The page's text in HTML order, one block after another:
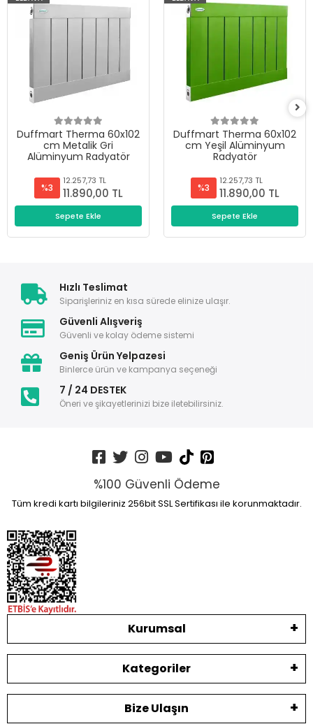
Duffmart Therma 60x102
cm Metalik Gri
Alüminyum Radyatör
%3
12.257,73 TL
11.890,00 TL
Sepete Ekle
Duffmart Therma 60x102
cm Yeşil Alüminyum
Radyatör
%3
12.257,73 TL
11.890,00 TL
Sepete Ekle
Hızlı Teslimat
Siparişleriniz en kısa sürede elinize ulaşır.
Güvenli Alışveriş
Güvenli ve kolay ödeme sistemi
Geniş Ürün Yelpazesi
Binlerce ürün ve kampanya seçeneği
7 / 24 DESTEK
Öneri ve şikayetlerinizi bize iletebilirsiniz.
%100 Güvenli Ödeme
Tüm kredi kartı bilgileriniz 256bit SSL Sertifikası ile korunmaktadır.
Kurumsal
Kategoriler
Bize Ulaşın